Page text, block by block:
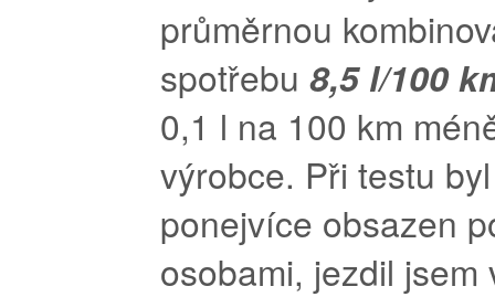
průměrnou
spotřebu 8,5 l/100
0,1 l na 100 km
výrobce. Při testu
ponejvíce obsazen
osobami, jezdil jsem